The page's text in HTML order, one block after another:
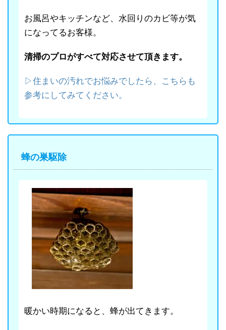
お風呂やキッチンなど、水回りのカビ等が気
になってるお客様。
清掃のプロがすべて対応させて頂きます。
▷住まいの汚れでお悩みでしたら、こちらも
参考にしてみてください。
蜂の巣駆除
暖かい時期になると、蜂が出てきます。